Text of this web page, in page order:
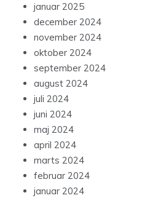
januar 2025
december 2024
november 2024
oktober 2024
september 2024
august 2024
juli 2024
juni 2024
maj 2024
april 2024
marts 2024
februar 2024
januar 2024